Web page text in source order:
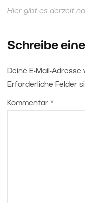
Hier gibt es derzeit
Schreibe
Deine E-Mail-
Erforderliche Felder
Kommentar *